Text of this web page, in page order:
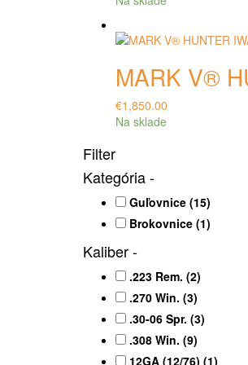
€2,040.00.
produkt
viacero
variantov.
Možnosti
si
vybrať
na
stránke
produktu.
MARK V®
€1,850.00
Na sklade
má
viacero
variantov.
Možnosti
môžete
vybrať
na
stránke
produktu.
Filter
Kategória-
Guľovnice (15)
Brokovnice (1)
Kaliber-
.223 Rem. (2)
.270 Win. (3)
.30-06 Spr. (3)
.308 Win. (9)
12GA (12/76) (1)